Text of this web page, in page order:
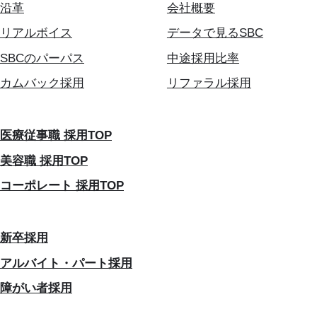
沿革
会社概要
リアルボイス
データで見るSBC
SBCのパーパス
中途採用比率
カムバック採用
リファラル採用
医療従事職 採用TOP
美容職 採用TOP
コーポレート 採用TOP
新卒採用
アルバイト・パート採用
障がい者採用